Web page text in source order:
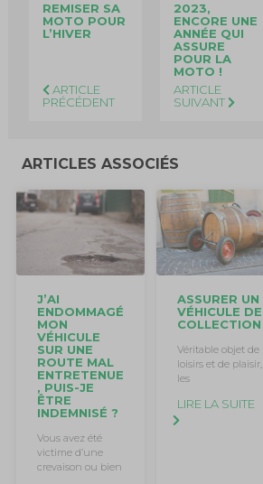
REMISER SA
MOTO POUR
L’HIVER
ARTICLE
PRÉCÉDENT
2023,
ENCORE UNE
ANNÉE QUI
ASSURE
POUR LA
MOTO !
ARTICLE
SUIVANT
ARTICLES ASSOCIÉS
J’AI
ENDOMMAGÉ
MON
VÉHICULE
SUR UNE
ROUTE MAL
ENTRETENUE
, PUIS-JE
ÊTRE
INDEMNISÉ ?
Vous avez été
victime d’une
crevaison ou bien
ASSURER UN
VÉHICULE DE
COLLECTION
Véritable objet de
loisirs et de plaisir,
les
LIRE LA SUITE